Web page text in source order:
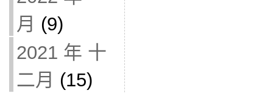
月 (9)
2021 年 十
二月 (15)